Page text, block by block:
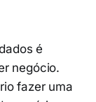
é
negócio.
fazer uma